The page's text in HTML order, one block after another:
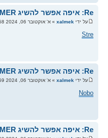
Re: איפה אפשר להשיג CHIP PROGRAMMER?
על ידי xalmek » א' אוקטובר 06, 2024 3:58 am
Stre
Re: איפה אפשר להשיג CHIP PROGRAMMER?
על ידי xalmek » א' אוקטובר 06, 2024 3:59 am
Nobo
Re: איפה אפשר להשיג CHIP PROGRAMMER?